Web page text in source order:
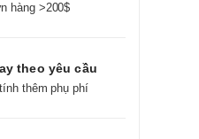
hàng >200$
theo yêu cầu
thêm phụ phí